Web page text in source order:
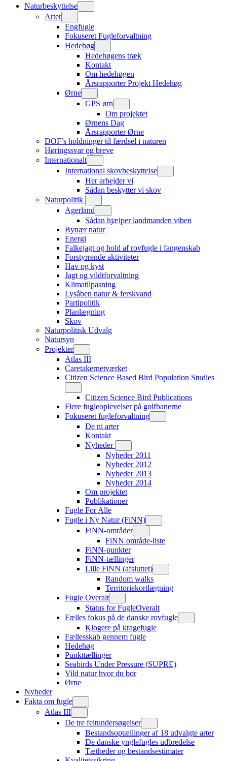
Naturbeskyttelse
Arter
Engfugle
Fokuseret Fugleforvaltning
Hedehøg
Hedehøgens træk
Kontakt
Om hedehøgen
Årsrapporter Projekt Hedehøg
Ørne
GPS ørn
Om projektet
Ørnens Dag
Årsrapporter Ørne
DOF’s holdninger til færdsel i naturen
Høringssvar og breve
Internationalt
International skovbeskyttelse
Her arbejder vi
Sådan beskytter vi skov
Naturpolitik
Agerland
Sådan hjælper landmanden viben
Bynær natur
Energi
Falkejagt og hold af rovfugle i fangenskab
Forstyrrende aktiviteter
Hav og kyst
Jagt og vildtforvaltning
Klimatilpasning
Lysåben natur & ferskvand
Partipolitik
Planlægning
Skov
Naturpolitisk Udvalg
Natursyn
Projekter
Atlas III
Caretakernetværket
Citizen Science Based Bird Population Studies
Citizen Science Bird Publications
Flere fugleoplevelser på golfbanerne
Fokuseret fugleforvaltning
De ni arter
Kontakt
Nyheder
Nyheder 2011
Nyheder 2012
Nyheder 2013
Nyheder 2014
Om projektet
Publikationer
Fugle For Alle
Fugle i Ny Natur (FiNN)
FiNN-områder
FiNN område-liste
FiNN-punkter
FiNN-tællinger
Lille FiNN (afsluttet)
Random walks
Territoriekortlægning
Fugle Overalt
Status for FugleOveralt
Fælles fokus på de danske rovfugle
Klogere på kragefugle
Fællesskab gennem fugle
Hedehøg
Punkttællinger
Seabirds Under Pressure (SUPRE)
Vild natur hvor du bor
Ørne
Nyheder
Fakta om fugle
Atlas III
De tre feltundersøgelser
Bestandsoptællinger af 18 udvalgte arter
De danske ynglefugles udbredelse
Tætheder og bestandsestimater